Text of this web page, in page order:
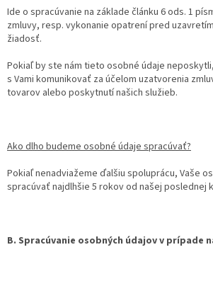
Ide o spracúvanie na základe článku 6 ods. 1
zmluvy, resp. vykonanie opatrení pred
žiadosť.
Pokiaľ by ste nám tieto osobné údaje
s Vami komunikovať za účelom uzatvorenia
tovarov alebo poskytnutí našich služieb.
Ako dlho budeme osobné údaje spracúvať?
Pokiaľ nenadviažeme ďalšiu spoluprácu, Vaše
spracúvať najdlhšie 5 rokov od našej poslednej
B. Spracúvanie osobných údajov v prípade